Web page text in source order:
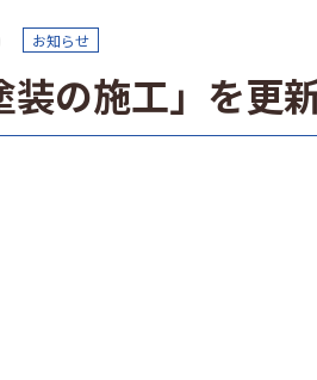
装の施工」を更
お知らせ